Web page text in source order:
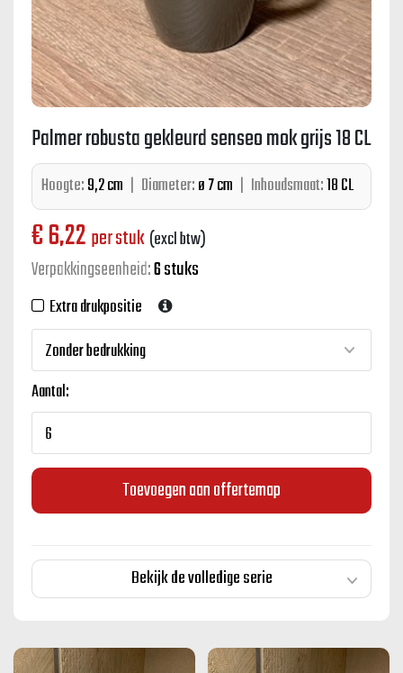
Palmer robusta gekleurd senseo mok grijs 18 CL
Hoogte:9,2 cm | Diameter:ø 7 cm | Inhoudsmaat:18 CL
€6,22 per stuk (excl btw)
Verpakkingseenheid:6 stuks
Extra drukpositie
Aantal:
Toevoegen aan offertemap
Bekijk de volledige serie